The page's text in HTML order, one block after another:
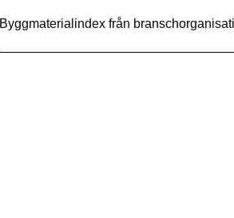
Byggmaterialindex från